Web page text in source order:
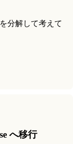
分解して考えて
へ移行